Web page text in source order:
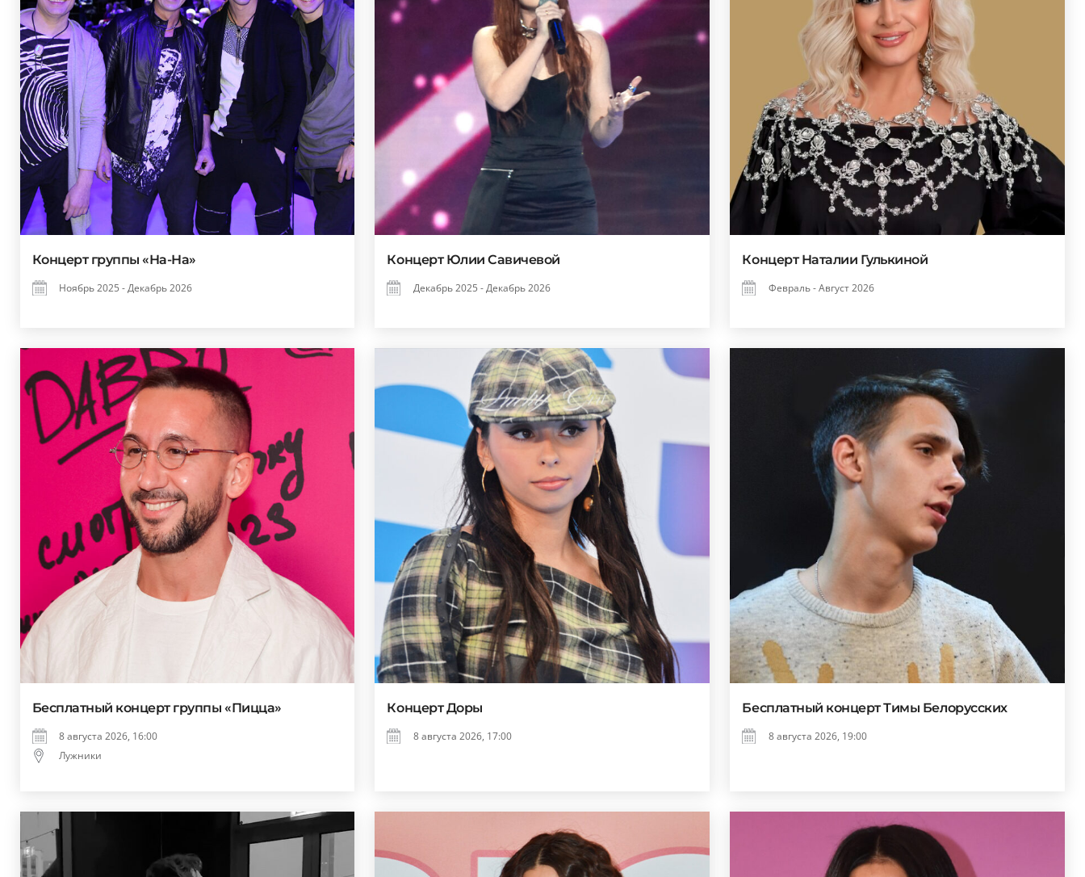
Концерт группы «На-На»
Ноябрь 2025 - Декабрь 2026
Концерт Юлии Савичевой
Декабрь 2025 - Декабрь 2026
Концерт Наталии Гулькиной
Февраль - Август 2026
Бесплатный концерт группы «Пицца»
8 августа 2026, 16:00
Лужники
Концерт Доры
8 августа 2026, 17:00
Бесплатный концерт Тимы Белорусских
8 августа 2026, 19:00